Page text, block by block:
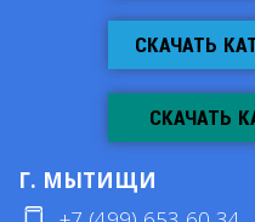
СКАЧАТЬ
СКАЧАТЬ
Г. МЫТИЩИ